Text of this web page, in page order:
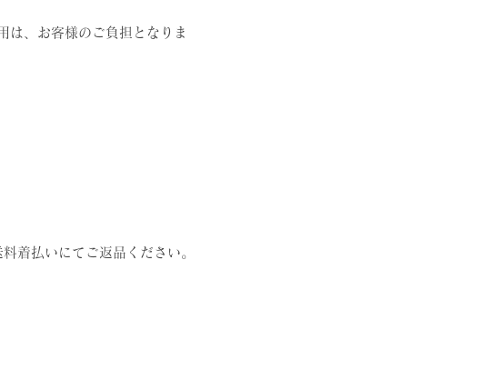
は、お客様のご負担となりま
着払いにてご返品ください。